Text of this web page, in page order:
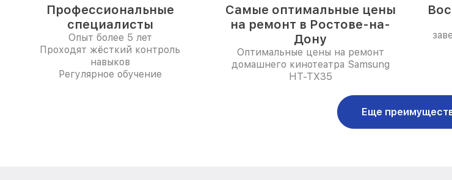
Профессиональные
специалисты
Опыт более 5 лет
Проходят жёсткий контроль
навыков
Регулярное обучение
Самые оптимальные цены
на ремонт в Ростове-на-
Дону
Оптимальные цены на ремонт
домашнего кинотеатра Samsung
HT-TX35
Еще